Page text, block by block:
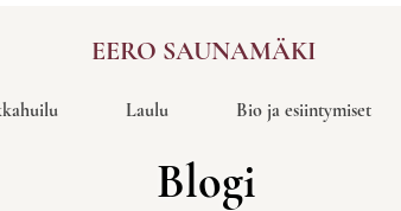
EERO SAUNAMÄKI
Laulu Bio ja esiintymiset
Blogi